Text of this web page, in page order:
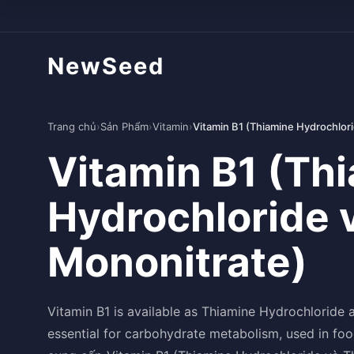
NewSeed
Trang chủ›Sản Phẩm›Vitamin›Vitamin B1 (Thiamine
Vitamin B1
Hydrochloride
Mononitrate)
Vitamin B1 is available as Thiamine
essential for carbohydrate metabolism, used in